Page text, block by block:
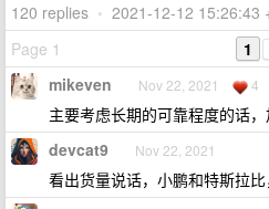
120 replies • 2021-12-12 15:26:43
Page 1
1
mikeven Nov 22, 2021 4
主要考虑长期的可靠程度的话
devcat9 Nov 22, 2021
看出货量说话，小鹏和特斯拉比